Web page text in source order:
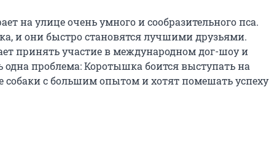
на улице очень умного и сообразительного пса.
и они быстро становятся лучшими друзьями.
принять участие в международном дог-шоу и
проблема: Коротышка боится выступать на
с большим опытом и хотят помешать успеху